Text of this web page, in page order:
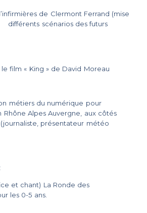
de Clermont Ferrand (mise
différents scénarios des futurs
film « King » de David Moreau
métiers du numérique pour
Rhône Alpes Auvergne, aux côtés
présentateur météo
et chant) La Ronde des
les 0-5 ans.